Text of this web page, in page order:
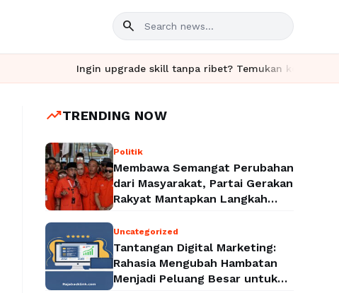
search
Ingin upgrade skill tanpa ribet? Temukan kelas seru dan
trending_upTRENDING NOW
Politik
Membawa Semangat Perubahan
dari Masyarakat, Partai Gerakan
Rakyat Mantapkan Langkah
Nasional
Uncategorized
Tantangan Digital Marketing:
Rahasia Mengubah Hambatan
Menjadi Peluang Besar untuk